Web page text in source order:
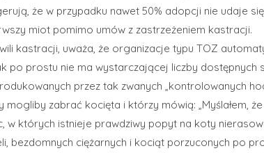
że w przypadku nawet 50% adopcji nie udaje
miot pomimo umów z zastrzeżeniem kastracji.
kastracji, uważa, że organizacje typu TOZ
po prostu nie ma wystarczającej liczby dostępnych
przez tak zwanych „kontrolowanych
mogliby zabrać kocięta i którzy mówią: „Myślałem,
w których istnieje prawdziwy popyt na koty
bezdomnych ciężarnych i kociąt porzuconych po